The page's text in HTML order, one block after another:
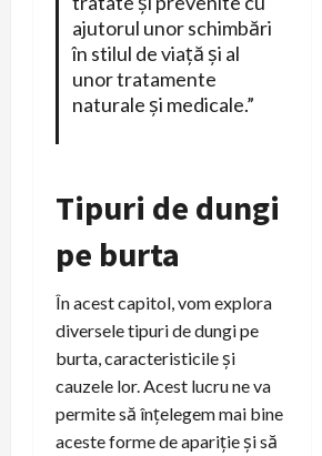
ajutorul unor schimbări
în stilul de viață și al
unor tratamente
naturale și medicale.”
Tipuri de dungi
pe burta
În acest capitol, vom explora
diversele tipuri de dungi pe
burta, caracteristicile și
cauzele lor. Acest lucru ne va
permite să înțelegem mai bine
aceste forme de apariție și să